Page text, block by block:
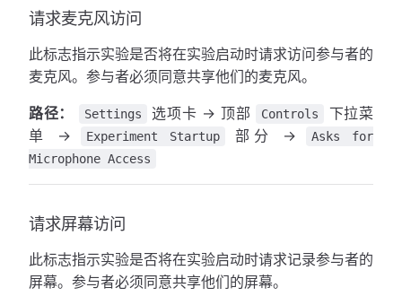
请求麦克风访问
此标志指示实验是否将在实验启动时请求访问参与者的
麦克风。参与者必须同意共享他们的麦克风。
路径： Settings 选项卡 → 顶部 Controls
下拉菜
单 →
Experiment Startup 部分 →
Asks for
Microphone Access
请求屏幕访问
此标志指示实验是否将在实验启动时请求记录参与者的
屏幕。参与者必须同意共享他们的屏幕。